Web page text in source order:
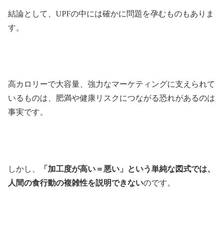
結論として、UPFの中には確かに問題を孕むものもありま
す。
高カロリーで大容量、強力なマーケティングに支えられて
いるものは、肥満や健康リスクにつながる恐れがあるのは
事実です。
しかし、
「加工度が高い＝悪い」という単純な図式では、
人間の食行動の複雑性を説明できないのです。